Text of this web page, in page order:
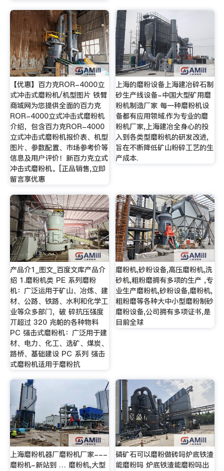
【优惠】百力克ROR-4000立
式冲击式磨粉机/机型图片 铁臂
商城网为您提供全面的百力克
ROR-4000立式冲击式磨粉机
介绍，包含百力克ROR-4000
立式冲击式磨粉机报价表、机型
图片、参数配置、市场参考价等
信息及用户评价！新百力克立式
冲击式磨粉机。[正品销售,立即
留言享优惠
上海的磨粉设备上海建冶碎石制
砂生产线设备-中国大型矿用磨
粉机制造厂家 每一种磨粉机设
备都有应用领域.作为专业的磨
粉机厂家,上海建冶全身心的投
入到各类型磨粉机的研发改进,
旨在不断降低矿山粉碎工艺的生
产成本.
产品介1_图文_百度文库产品介
绍 1.磨粉机类 PE 系列磨粉
机：广泛运用于矿山、冶炼、建
材、公路、铁路、水利和化学工
业等众多部门，破 碎抗压强度
丌超过 320 兆帕的各种物料
PC 强击式磨粉机：广泛用于建
材、电力、化工、选矿、煤炭、
路桥、基础建设 PC 系列 强击
式磨粉机适用于磨粉抗
磨粉机,砂粉设备,高压磨粉机,洗
砂机,粗粉磨拥有多项的生产 ,专
业生产磨粉机,砂粉设备,磨粉机,
粗粉磨等各种大中小型磨粉制砂
磨粉设备,公司拥有多项证书,是
目前全球
上海磨粉机器厂磨粉机厂家---
磨粉机-新站到 … 磨粉机,大型
磷矿石可以磨粉做砖吗炉底铁渣
能磨粉吗 炉底铁渣能磨粉吗出